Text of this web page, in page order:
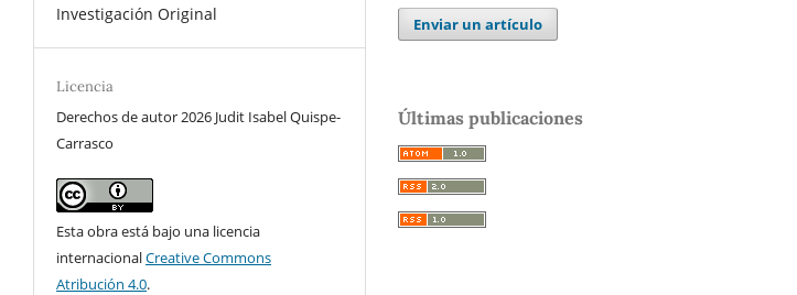
Investigación Original
Licencia
Derechos de autor 2026 Judit Isabel Quispe-
Carrasco
Esta obra está bajo una licencia
internacionalCreative Commons
Atribución 4.0.
Enviar un artículo
Últimas publicaciones